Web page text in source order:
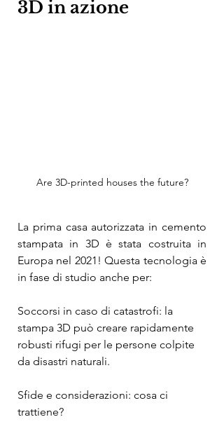
3D in azione
Are 3D-printed houses the future?
La prima casa autorizzata in cemento
stampata in 3D è stata costruita in
Europa nel 2021! Questa tecnologia è
in fase di studio anche per:
Soccorsi in caso di catastrofi: la
stampa 3D può creare rapidamente
robusti rifugi per le persone colpite
da disastri naturali.
Sfide e considerazioni: cosa ci
trattiene?